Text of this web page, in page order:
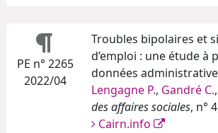
PE n° 2265
2022/04
Troubles bipolaires et
d’emploi : une étude à
données
Lengagne P., Gandré C.,
des affaires sociales, n°
Cairn.info